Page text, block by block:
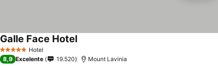
5 Estrellas Hotel
Galle Face Hotel
8,9 Excelente 19.520 Mount Lavinia